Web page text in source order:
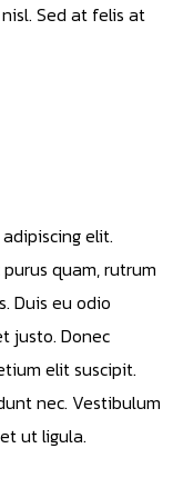
Sed at felis at
elit.
quam, rutrum
Duis eu odio
justo. Donec
elit suscipit.
nec. Vestibulum
ut ligula.